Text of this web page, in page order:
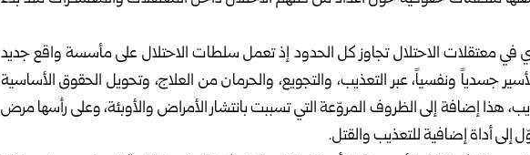
في معتقلات الاحتلال تجاوز كل الحدود إذ تعمل سلطات الاحتلال على مأسسة واقع جديد
جسدياً ونفسياً، عبر التعذيب، والتجويع، والحرمان من العلاج، وتحويل الحقوق الأساسية
هذا إضافة إلى الظروف المروّعة التي تسببت بانتشار الأمراض والأوبئة، وعلى رأسها مرض
إلى أداة إضافية للتعذيب والقتل.